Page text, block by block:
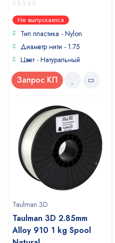
0
out
of
Не выпускается
Тип пластика - Nylon
Диаметр нити - 1.75
Цвет - Натуральный
Запрос КП
Taulman 3D
Taulman 3D 2.85mm
Alloy 910 ​1 kg Spool